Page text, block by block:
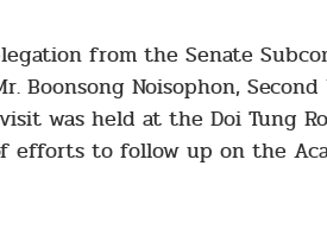
from the Senate
Boonsong Noisophon,
was held at the Doi Tung
efforts to follow up on the